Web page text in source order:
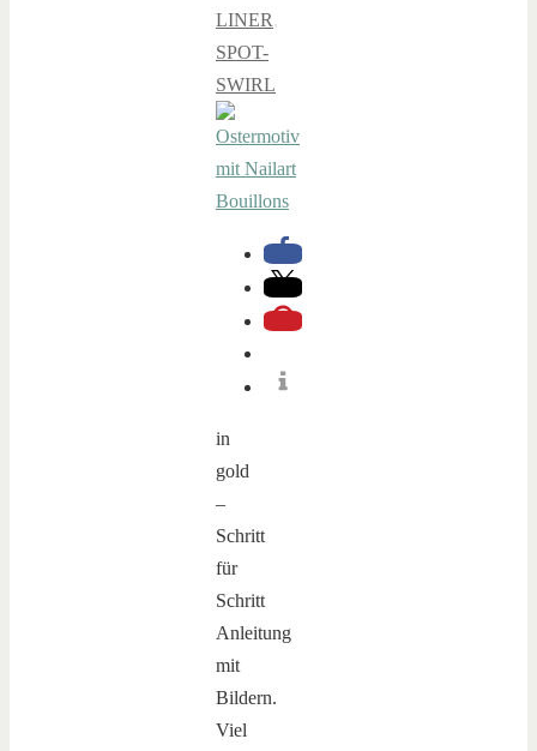
LINER,
SPOT-
SWIRL
in
gold
–
Schritt
für
Schritt
Anleitung
mit
Bildern.
Viel